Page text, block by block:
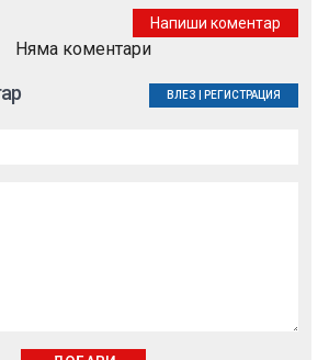
Напиши коментар
Няма коментари
ВЛЕЗ РЕГИСТРАЦИЯ